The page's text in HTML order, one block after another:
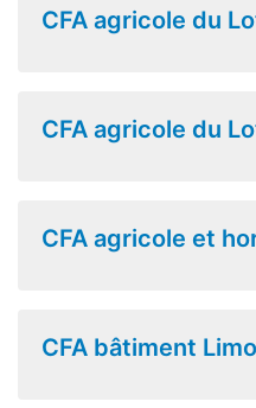
CFA agricole du
CFA agricole du
CFA agricole et
CFA bâtiment